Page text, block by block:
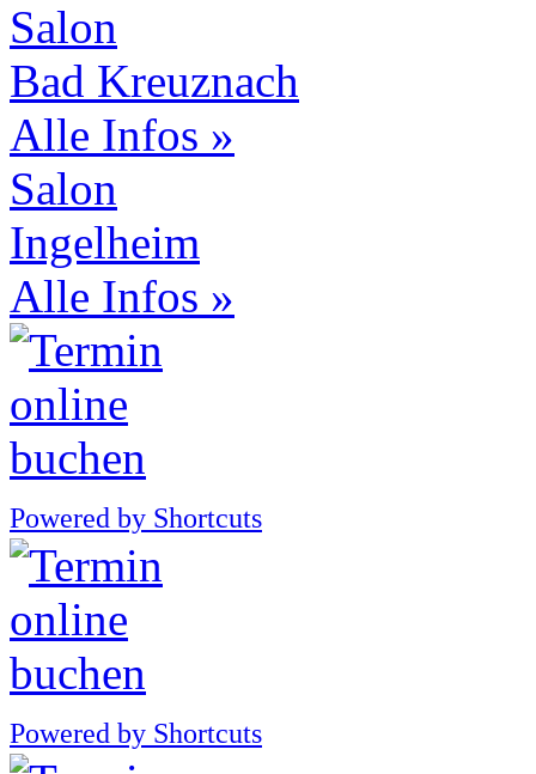
Salon
Bad Kreuznach
Alle Infos »
Salon
Ingelheim
Alle Infos »
Powered by Shortcuts
Powered by Shortcuts